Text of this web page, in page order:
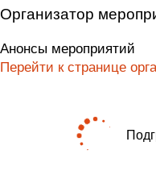
Организатор
Анонсы мероприятий
Перейти к странице